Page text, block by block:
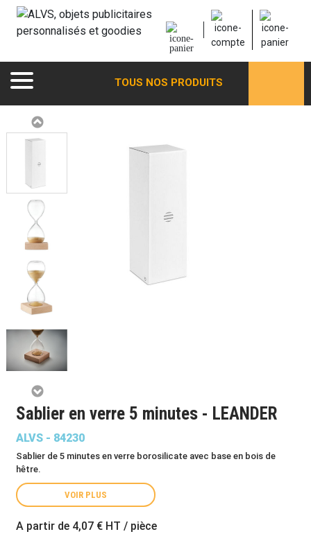
TOUS NOS PRODUITS
Sablier en verre 5 minutes - LEANDER
ALVS - 84230
Sablier de 5 minutes en verre borosilicate avec base en bois de
hêtre.
VOIR PLUS
A partir de 4,07 € HT / pièce